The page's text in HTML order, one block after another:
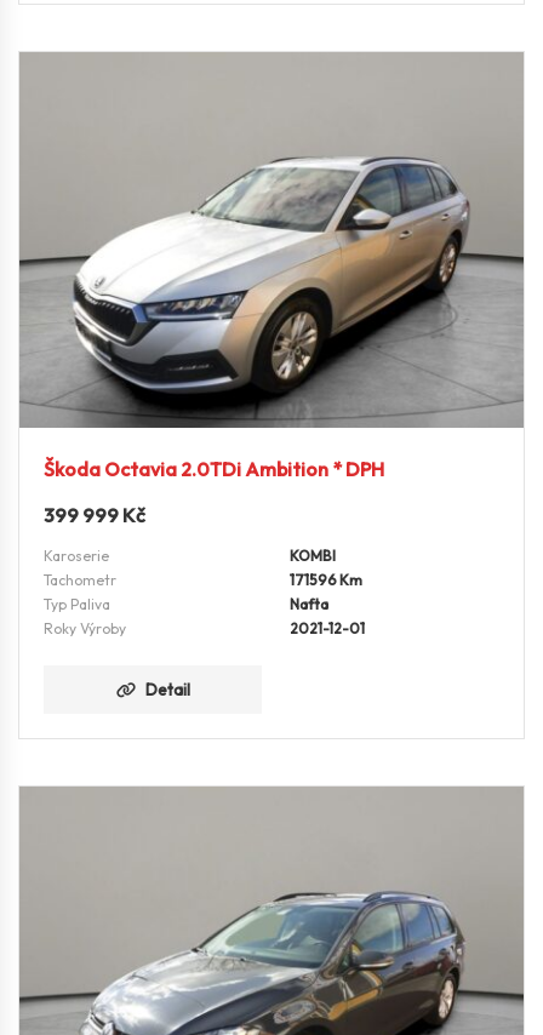
Škoda Octavia 2.0TDi Ambition * DPH
399 999 Kč
Karoserie
KOMBI
Tachometr
171596 Km
Typ Paliva
Nafta
Roky Výroby
2021-12-01
Detail